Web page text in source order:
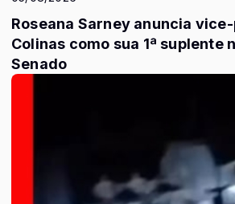
Roseana Sarney anuncia
Colinas como sua 1ª suplente
Senado